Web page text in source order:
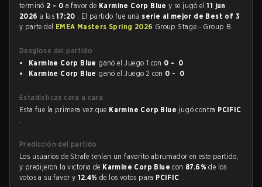
terminó 2 - 0 a favor de Karmine Corp Bluey se jugó el11 jun
2026 a las17:20 . El partido fue una serie al mejor de Best of 3
y parte del EMEA Masters Spring 2026 Group Stage - Group B.
Desglose del partido
Karmine Corp Blue ganó el Juego 1 con 0 - 0
Karmine Corp Blue ganó el Juego 2 con 0 - 0
Estadísticas cara a cara
Esta fue la primera vez que Karmine Corp Blue jugó contra PCIFIC
.
Predicción del partido
Los usuarios de Strafe tenían un favorito abrumador en este partido,
y predijeron la victoria de Karmine Corp Bluecon 87.6%de los
votos a su favor y 12.4%de los votos para PCIFIC .